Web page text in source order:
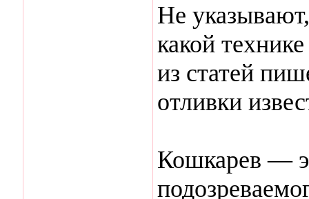
Не
какой
из статей
отливки
Кошкарев —